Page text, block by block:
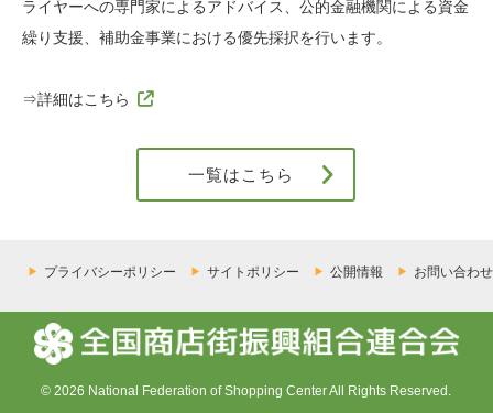
ライヤーへの専門家によるアドバイス、公的金融機関による資金
繰り支援、補助金事業における優先採択を行います。
⇒詳細はこちら
一覧はこちら
プライバシーポリシー サイトポリシー 公開情報 お問い合わせ
© 2026 National Federation of Shopping Center All Rights Reserved.